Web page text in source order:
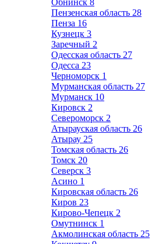
Обнинск 8
Пензенская область 28
Пенза 16
Кузнецк 3
Заречный 2
Одесская область 27
Одесса 23
Черноморск 1
Мурманская область 27
Мурманск 10
Кировск 2
Североморск 2
Атырауская область 26
Атырау 25
Томская область 26
Томск 20
Северск 3
Асино 1
Кировская область 26
Киров 23
Кирово-Чепецк 2
Омутнинск 1
Акмолинская область 25